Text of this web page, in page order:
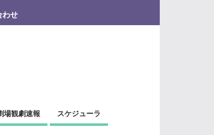
わせ
場観劇速報 スケジューラ